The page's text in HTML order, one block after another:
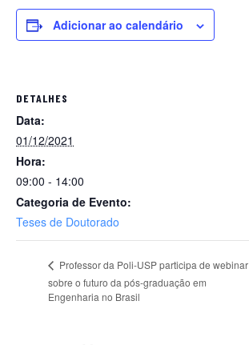
Adicionar ao calendário
DETALHES
Data:
01/12/2021
Hora:
09:00 - 14:00
Categoria de Evento:
Teses de Doutorado
Professor da Poli-USP participa de webinar
sobre o futuro da pós-graduação em
Engenharia no Brasil